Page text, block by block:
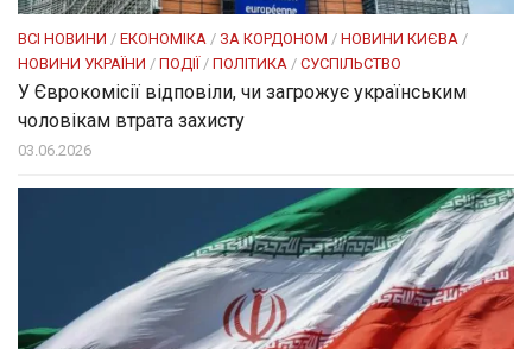
ВСІ НОВИНИ / ЕКОНОМІКА / ЗА КОРДОНОМ / НОВИНИ КИЄВА /
НОВИНИ УКРАЇНИ / ПОДІЇ / ПОЛІТИКА / СУСПІЛЬСТВО
У Єврокомісії відповіли, чи загрожує українським
чоловікам втрата захисту
03.06.2026